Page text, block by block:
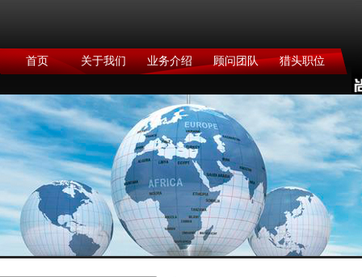
首页 关于我们 业务介绍 顾问团队 猎头职位